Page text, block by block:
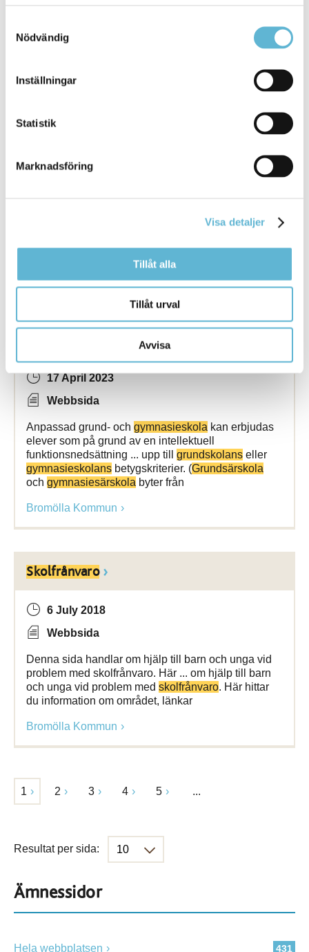
Nödvändig
Inställningar
Statistik
Marknadsföring
Visa detaljer
Tillåt alla
Tillåt urval
Avvisa
Bromölla Kommun
Webbsida
skolanKulturrådet
för att
Anpassad grund- ochgymnasieskola
17 April 2023
Webbsida
Anpassad grund- och gymnasieskola kan erbjudas
elever som på grund av en intellektuell
funktionsnedsättning ... upp till grundskolans eller
gymnasieskolans betygskriterier. (Grundsärskola
och gymnasiesärskola byter från
Bromölla Kommun
Skolfrånvaro
6 July 2018
Webbsida
Denna sida handlar om hjälp till barn och unga vid
problem med skolfrånvaro. Här ... om hjälp till barn
och unga vid problem med skolfrånvaro. Här hittar
du information om området, länkar
Bromölla Kommun
1 2 3 4 5 ...
Resultat per sida:
Ämnessidor
431
Hela webbplatsen